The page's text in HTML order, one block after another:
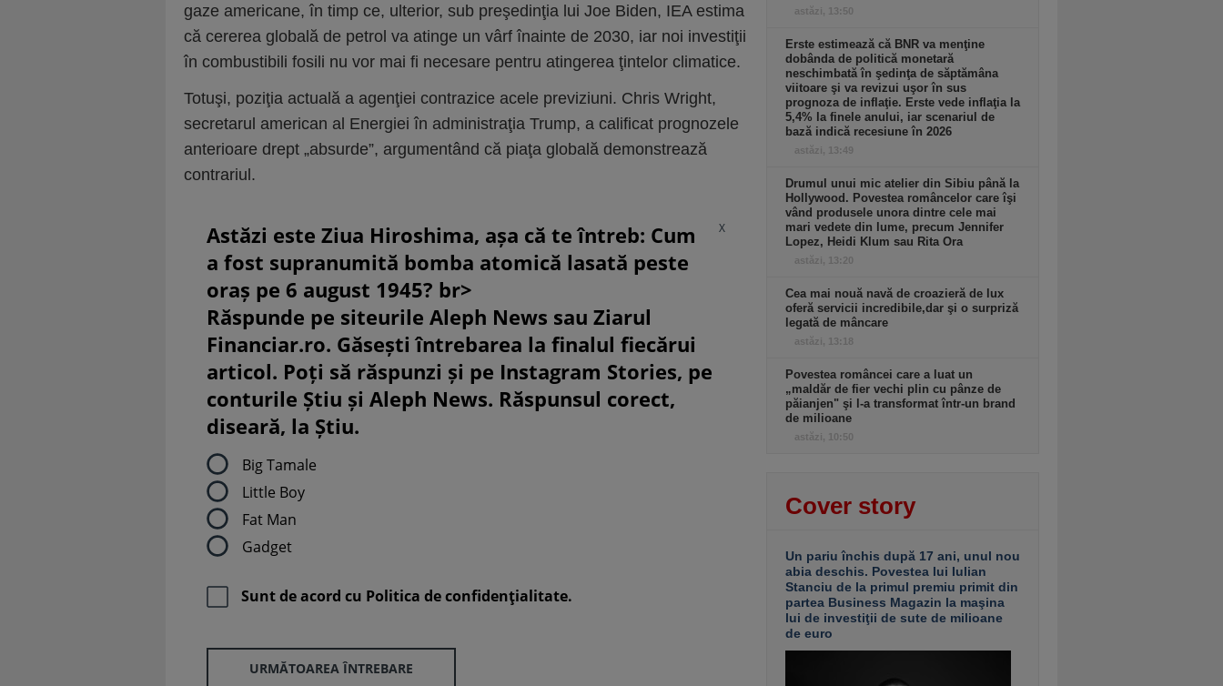
gaze americane, în timp ce, ulterior, sub preşedinţia lui Joe Biden, IEA estima
că cererea globală de petrol va atinge un vârf înainte de 2030, iar noi investiţii
în combustibili fosili nu vor mai fi necesare pentru atingerea ţintelor climatice.
Totuşi, poziţia actuală a agenţiei contrazice acele previziuni. Chris Wright,
secretarul american al Energiei în administraţia Trump, a calificat prognozele
anterioare drept „absurde”, argumentând că piaţa globală demonstrează
contrariul.
X
Astăzi este Ziua Hiroshima, așa că te întreb: Cum
a fost supranumită bomba atomică lasată peste
oraș pe 6 august 1945? br>
Răspunde pe siteurile Aleph News sau Ziarul
Financiar.ro. Găsești întrebarea la finalul fiecărui
articol. Poți să răspunzi și pe Instagram Stories, pe
conturile Știu și Aleph News. Răspunsul corect,
diseară, la Știu.
Big Tamale
Little Boy
Fat Man
Gadget
Sunt de acord cu Politica de confidenţialitate.
URMĂTOAREA ÎNTREBARE
astăzi, 13:50
Erste estimează că BNR va menţine
dobânda de politică monetară
neschimbată în şedinţa de săptămâna
viitoare şi va revizui uşor în sus
prognoza de inflaţie. Erste vede inflaţia la
5,4% la finele anului, iar scenariul de
bază indică recesiune în 2026
astăzi, 13:49
Drumul unui mic atelier din Sibiu până la
Hollywood. Povestea româncelor care îşi
vând produsele unora dintre cele mai
mari vedete din lume, precum Jennifer
Lopez, Heidi Klum sau Rita Ora
astăzi, 13:20
Cea mai nouă navă de croazieră de lux
oferă servicii incredibile,dar şi o surpriză
legată de mâncare
astăzi, 13:18
Povestea româncei care a luat un
„maldăr de fier vechi plin cu pânze de
păianjen" şi l-a transformat într-un brand
de milioane
astăzi, 10:50
Cover story
Un pariu închis după 17 ani, unul nou
abia deschis. Povestea lui Iulian
Stanciu de la primul premiu primit din
partea Business Magazin la maşina
lui de investiţii de sute de milioane
de euro